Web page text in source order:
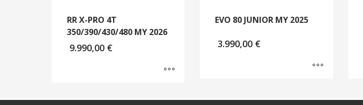
RR X-PRO 4T
350/390/430/480 MY 2026
9.990,00 €
EVO 80 JUNIOR MY 2025
3.990,00 €